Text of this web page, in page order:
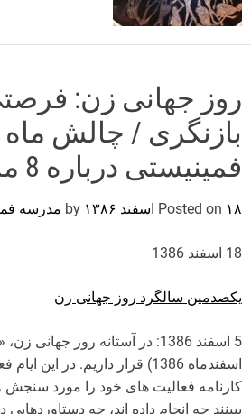
e
روز جهانی زن:
بازنگری / چالش
فمینیستی درباره 8 مارس
Posted on ۱۸ اسفند ۱۳۸۶ مدرسه
18 اسفند 1386
یکصدمین سالگرد روز جهانی زن
اسفندماه 1386) قرار داریم. در
کارنامه فعالیت های خود را مورد سنجش و
ببینند چه انجام داده اند، چه